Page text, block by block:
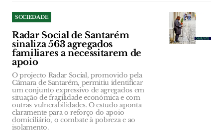
SOCIEDADE
Radar Social de Santarém
sinaliza 563 agregados
familiares a necessitarem de
apoio
O projecto Radar Social, promovido pela
Câmara de Santarém, permitiu identificar
um conjunto expressivo de agregados em
situação de fragilidade económica e com
outras vulnerabilidades. O estudo aponta
claramente para o reforço do apoio
domiciliário, o combate à pobreza e ao
isolamento.